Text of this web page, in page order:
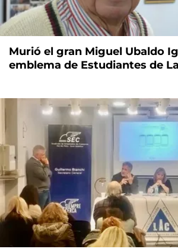
Murió el gran Miguel Ubaldo
emblema de Estudiantes de